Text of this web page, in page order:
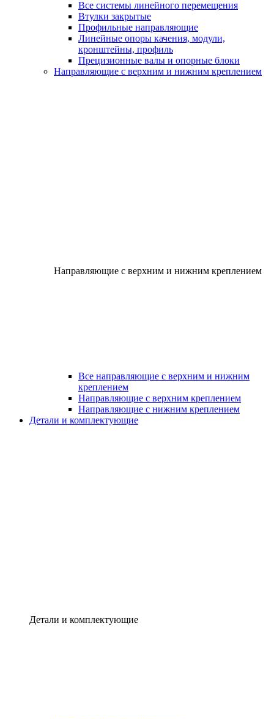
Все системы линейного перемещения
Втулки закрытые
Профильные направляющие
Линейные опоры качения, модули,
кронштейны, профиль
Прецизионные валы и опорные блоки
Направляющие с верхним и нижним креплением
Направляющие с верхним и нижним креплением
Все направляющие с верхним и нижним
креплением
Направляющие с верхним креплением
Направляющие с нижним креплением
Детали и комплектующие
Детали и комплектующие